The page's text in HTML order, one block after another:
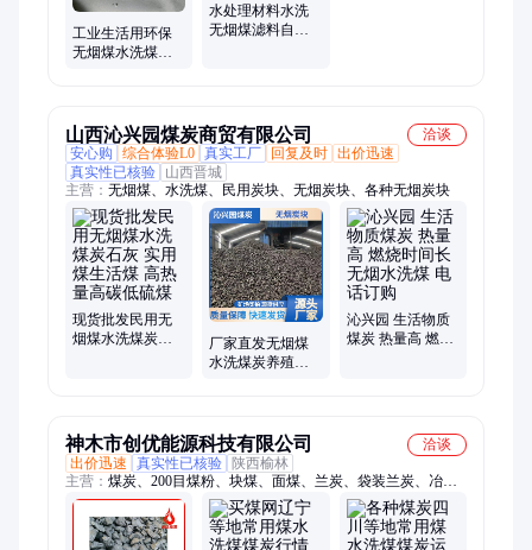
工业生活用环保
无烟煤水洗煤耐
水处理材料水洗
无烟煤滤料自来
山西沁兴园煤炭商贸有限公司
洽谈
安心购
综合体验L0 真实工厂 回复及时 出价迅速
真实性已核验
山西晋城
主营： 无烟煤、水洗煤、民用炭块、无烟炭块、各种无烟炭块
现货批发民用无
烟煤水洗煤炭石
厂家直发无烟煤
水洗煤炭养殖厂
沁兴园 生活物质
煤炭 热量高 燃烧
神木市创优能源科技有限公司
洽谈
出价迅速
真实性已核验 陕西榆林
主营： 煤炭、200目煤粉、块煤、面煤、兰炭、袋装兰炭、冶炼
兰炭